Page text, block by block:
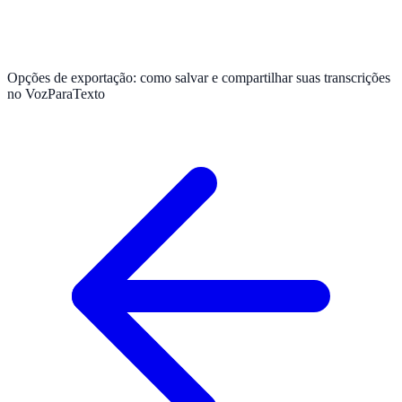
Opções de exportação: como salvar e compartilhar suas transcrições
no VozParaTexto